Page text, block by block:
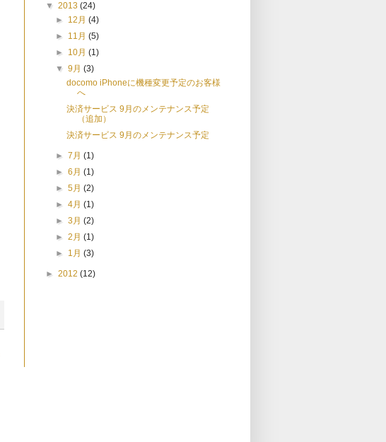
▼ 2013 (24)
► 12月(4)
► 11月(5)
► 10月(1)
▼9月(3)
docomo iPhoneに機種変更予定のお客様
へ
決済サービス 9月のメンテナンス予定
（追加）
決済サービス 9月のメンテナンス予定
►7月(1)
►6月(1)
►5月(2)
►4月(1)
►3月(2)
►2月(1)
► 1月(3)
► 2012 (12)